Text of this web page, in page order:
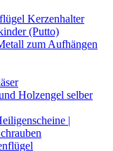
Kerzenhalter
(Putto)
zum Aufhängen
Holzengel selber
|